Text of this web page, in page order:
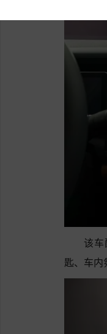
该
匙、车